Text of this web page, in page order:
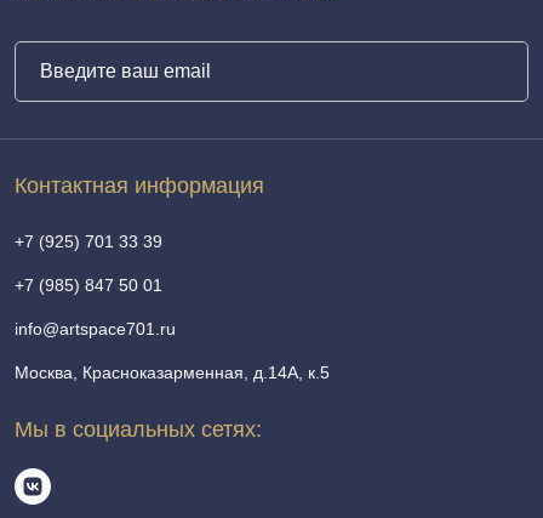
Контактная информация
+7 (925) 701 33 39
+7 (985) 847 50 01
info@artspace701.ru
Москва, Красноказарменная, д.14А, к.5
Мы в социальных сетях: